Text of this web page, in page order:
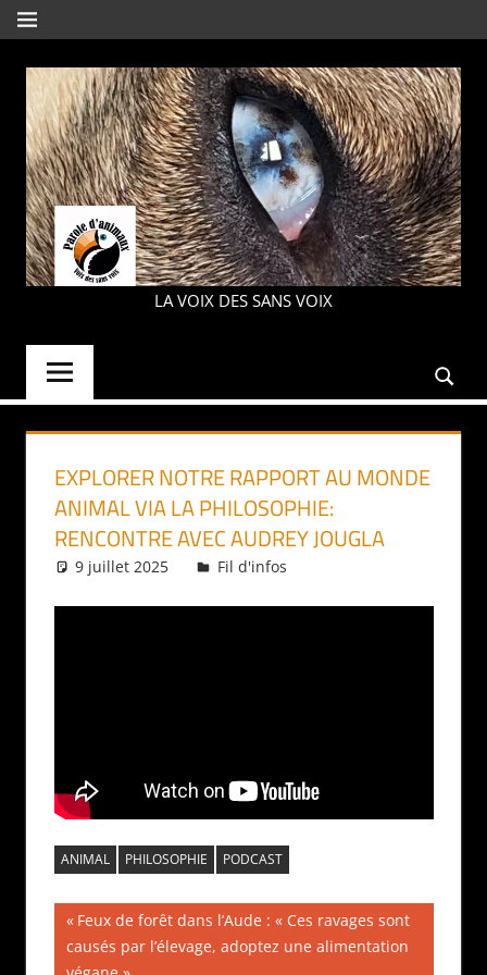
Aller
au
contenu
MENU
PAROLE
LA VOIX DES SANS VOIX
EXPLORER NOTRE RAPPORT AU MONDE
ANIMAL VIA LA PHILOSOPHIE:
RENCONTRE AVEC AUDREY JOUGLA
9 juillet 2025 Daniel
Fil d'infos
ANIMAL PHILOSOPHIE PODCAST
Navigation
de
Publication
précédente :
Feux de forêt dans l’Aude : « Ces ravages sont
causés par l’élevage, adoptez une alimentation